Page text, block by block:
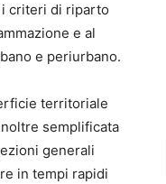
i criteri di riparto
e al
e periurbano.
territoriale
semplificata
generali
in tempi rapidi